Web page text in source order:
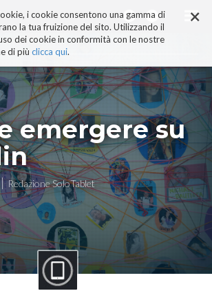
×
i cookie consentono una gamma di
la tua fruizione del sito. Utilizzando il
dei cookie in conformità con le nostre
di più clicca qui.
ai
contenuti.
|
alla
navigazione
emergere su
Redazione SoloTablet